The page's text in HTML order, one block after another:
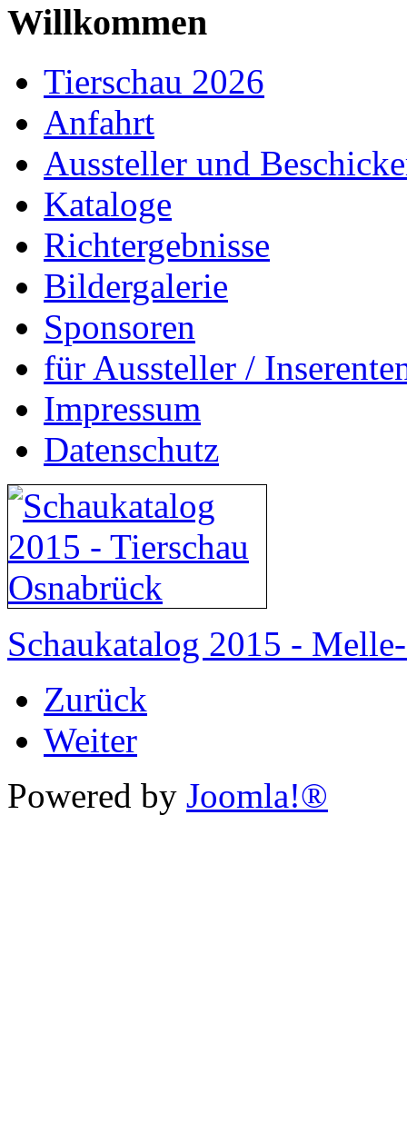
Willkommen
Tierschau 2026
Anfahrt
Aussteller und
Kataloge
Richtergebnisse
Bildergalerie
Sponsoren
für Aussteller /
Impressum
Datenschutz
Schaukatalog 2015 -
Zurück
Weiter
Powered by Joomla!®